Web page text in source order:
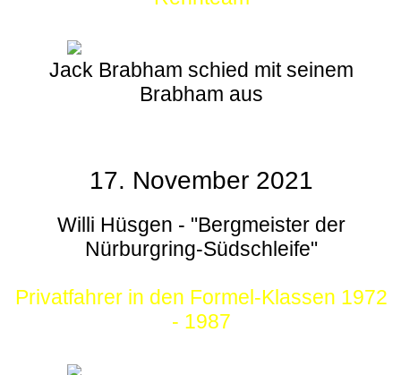
Jack Brabham schied mit seinem
Brabham aus
17. November 2021
Willi Hüsgen - "Bergmeister der
Nürburgring-Südschleife"
Privatfahrer in den Formel-Klassen 1972
- 1987